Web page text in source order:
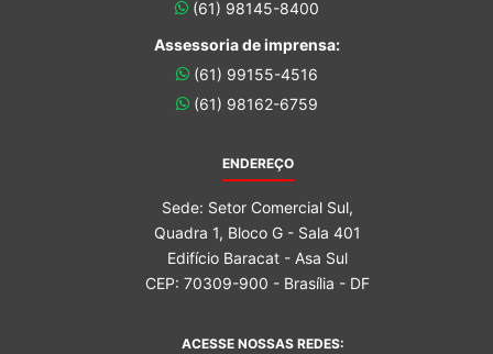
(61) 98145-8400
Assessoria de imprensa:
(61) 99155-4516
(61) 98162-6759
ENDEREÇO
Sede: Setor Comercial Sul,
Quadra 1, Bloco G - Sala 401
Edifício Baracat - Asa Sul
CEP: 70309-900 - Brasília - DF
ACESSE NOSSAS REDES: